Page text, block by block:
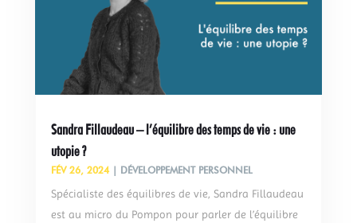
Sandra Fillaudeau – l’équilibre des temps de vie : une
utopie ?
FÉV 26, 2024| DÉVELOPPEMENT PERSONNEL
Spécialiste des équilibres de vie, Sandra Fillaudeau
est au micro du Pompon pour parler de l’équilibre